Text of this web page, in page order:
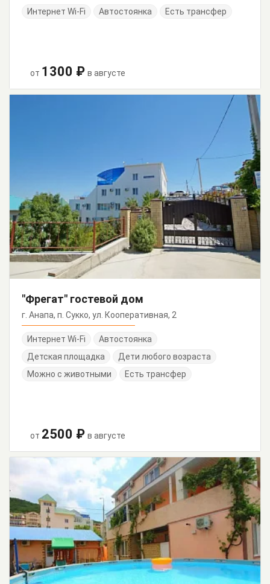
Интернет Wi-Fi Автостоянка Есть трансфер
от 1300 ₽ в августе
"Фрегат" гостевой дом
г. Анапа, п. Сукко, ул. Кооперативная, 2
Интернет Wi-Fi
Автостоянка
Детская площадка
Дети любого возраста
Можно с животными
Есть трансфер
от 2500 ₽ в августе